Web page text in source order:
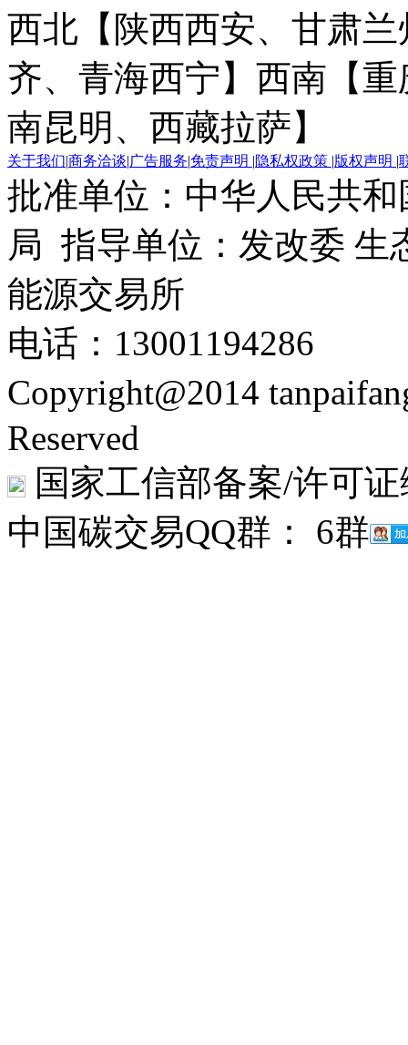
西北【陕西西安、甘肃
齐、青海西宁】 西南【
南昆明、西藏拉萨】
关于我们|商务洽谈|广告服务|免责声明 |隐私权政策 |版权声明 |
批准单位：中华人民共
局 指导单位：发改委 生
能源交易所
电话：13001194286
Copyright@2014
Reserved
国家工信部备案/许可
中国碳交易QQ群： 6群